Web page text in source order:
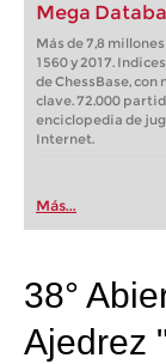
Mega
Más de 7,8
1560 y 2017.
de ChessBase, con
clave. 72.000
enciclopedia de
Internet.
Más...
38°
Ajedrez